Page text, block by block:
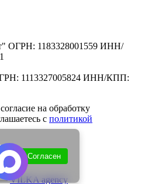
ОГРН: 1183328001559 ИНН/
1113327005824 ИНН/КПП:
на обработку
с политикой
—VILKA agency
Согласен